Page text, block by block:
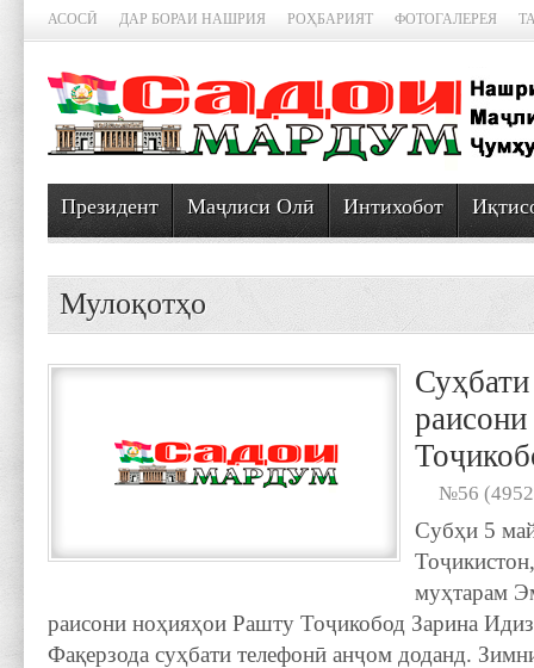
АСОСӢ ДАР БОРАИ НАШРИЯ РОҲБАРИЯТ ФОТОГАЛЕРЕЯ
Президент Маҷлиси Олӣ Интихобот
Мулоқотҳо
№56
Субҳи 5
муҳтарам
раисони ноҳияҳои Рашту Тоҷикобод Зарина
Фақерзода суҳбати телефонӣ анҷом доданд.